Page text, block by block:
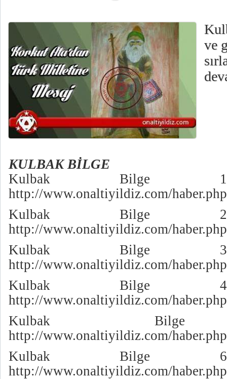
ve
KULBAK BİLGE
Kulbak Bilge
http://www.onaltiyildiz.com/
Kulbak Bilge
http://www.onaltiyildiz.com/
Kulbak Bilge
http://www.onaltiyildiz.com/
Kulbak Bilge
http://www.onaltiyildiz.com/
Kulbak Bilge
http://www.onaltiyildiz.com/
Kulbak Bilge
http://www.onaltiyildiz.com/